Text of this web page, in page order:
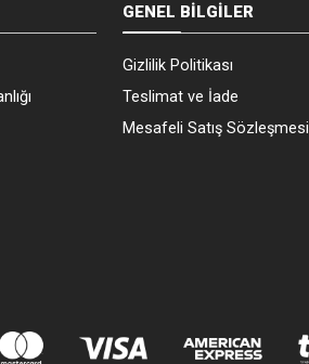
GENEL BİLGİLER
Gizlilik Politikası
Teslimat ve İade
Mesafeli Satış Sözleşmesi